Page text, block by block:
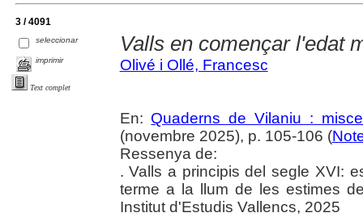
3 / 4091
seleccionar
imprimir
Text complet
Valls en començar l'edat
Olivé i Ollé, Francesc
En: Quaderns de Vilaniu :
(novembre 2025), p. 105-106 (
Ressenya de:
. Valls a principis del segle XVI:
terme a la llum de les estimes
Institut d'Estudis Vallencs, 2025